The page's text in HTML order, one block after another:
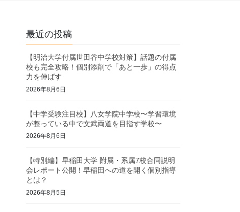
最近の投稿
【明治大学付属世田谷中学校対策】話題の付属
校も完全攻略！個別添削で「あと一歩」の得点
力を伸ばす
2026年8月6日
【中学受験注目校】八女学院中学校〜学習環境
が整っている中で文武両道を目指す学校〜
2026年8月6日
【特別編】早稲田大学 附属・系属7校合同説明
会レポート公開！早稲田への道を開く個別指導
とは？
2026年8月5日